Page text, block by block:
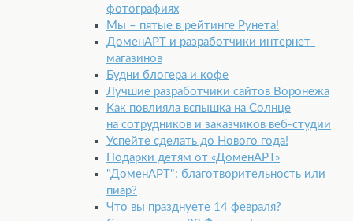
фотографиях
Мы – пятые в рейтинге Рунета!
ДоменАРТ и разработчики интернет-
магазинов
Будни блогера и кофе
Лучшие разработчики сайтов Воронежа
Как повлияла вспышка на Солнце
на сотрудников и заказчиков веб-студии
Успейте сделать до Нового года!
Подарки детям от «ДоменАРТ»
"ДоменАРТ": благотворительность или
пиар?
Что вы празднуете 14 февраля?